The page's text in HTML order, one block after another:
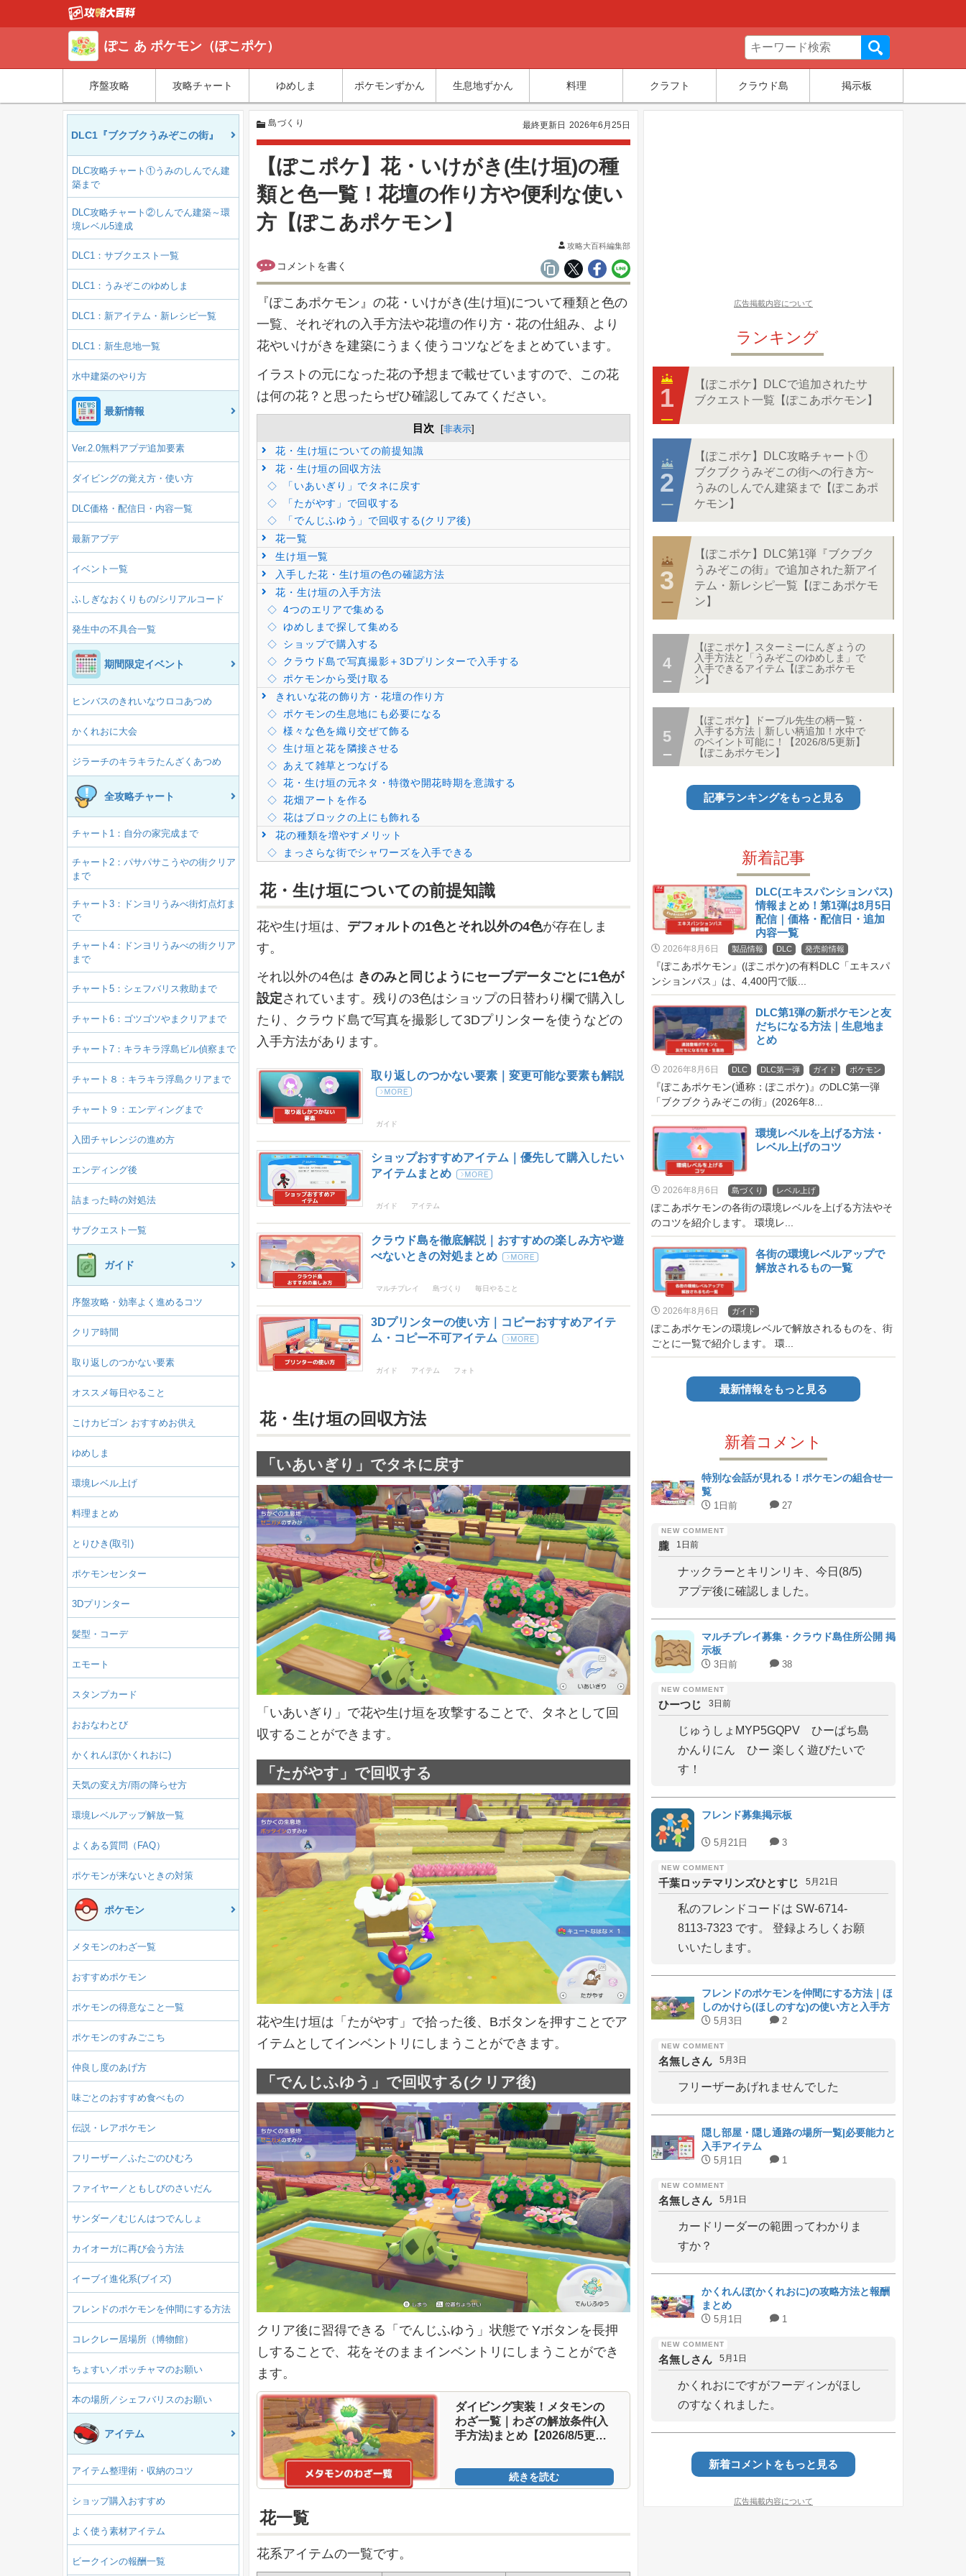
ぽこ あ ポケモン（ぽこポケ）
序盤攻略 攻略チャート ゆめしま ポケモンずかん 生息地ずかん 料理 クラフト クラウド島 掲示板
DLC1『ブクブクうみぞこの街』
DLC攻略チャート①うみのしんでん建
築まで
DLC攻略チャート②しんでん建築～環
境レベル5達成
DLC1：サブクエスト一覧
DLC1：うみぞこのゆめしま
DLC1：新アイテム・新レシピ一覧
DLC1：新生息地一覧
水中建築のやり方
最新情報
Ver.2.0無料アプデ追加要素
ダイビングの覚え方・使い方
DLC価格・配信日・内容一覧
最新アプデ
イベント一覧
ふしぎなおくりもの/シリアルコード
発生中の不具合一覧
期間限定イベント
ヒンバスのきれいなウロコあつめ
かくれおに大会
ジラーチのキラキラたんざくあつめ
全攻略チャート
チャート1：自分の家完成まで
チャート2：パサパサこうやの街クリア
まで
チャート3：ドンヨリうみべ街灯点灯ま
で
チャート4：ドンヨリうみべの街クリア
まで
チャート5：シェフバリス救助まで
チャート6：ゴツゴツやまクリアまで
チャート7：キラキラ浮島ビル偵察まで
チャート８：キラキラ浮島クリアまで
チャート９：エンディングまで
入団チャレンジの進め方
エンディング後
詰まった時の対処法
サブクエスト一覧
ガイド
序盤攻略・効率よく進めるコツ
クリア時間
取り返しのつかない要素
オススメ毎日やること
こけカビゴン おすすめお供え
ゆめしま
環境レベル上げ
料理まとめ
とりひき(取引)
ポケモンセンター
3Dプリンター
髪型・コーデ
エモート
スタンプカード
おおなわとび
かくれんぼ(かくれおに)
天気の変え方/雨の降らせ方
環境レベルアップ解放一覧
よくある質問（FAQ）
ポケモンが来ないときの対策
ポケモン
メタモンのわざ一覧
おすすめポケモン
ポケモンの得意なこと一覧
ポケモンのすみごこち
仲良し度のあげ方
味ごとのおすすめ食べもの
伝説・レアポケモン
フリーザー／ふたごのひむろ
ファイヤー／ともしびのさいだん
サンダー／むじんはつでんしょ
カイオーガに再び会う方法
イーブイ進化系(ブイズ)
フレンドのポケモンを仲間にする方法
コレクレー居場所（博物館）
ちょすい／ポッチャマのお願い
本の場所／シェフバリスのお願い
アイテム
アイテム整理術・収納のコツ
ショップ購入おすすめ
よく使う素材アイテム
ビークインの報酬一覧
島づくり 最終更新日 2026年6月25日
【ぽこポケ】花・いけがき(生け垣)の種
類と色一覧！花壇の作り方や便利な使い
方【ぽこあポケモン】
攻略大百科編集部
『ぽこあポケモン』の花・いけがき(生け垣)について種類と色の
一覧、それぞれの入手方法や花壇の作り方・花の仕組み、より
花やいけがきを建築にうまく使うコツなどをまとめています。
イラストの元になった花の予想まで載せていますので、この花
は何の花？と思ったらぜひ確認してみてください。
目次 [非表示]
花・生け垣についての前提知識
花・生け垣の回収方法
「いあいぎり」でタネに戻す
「たがやす」で回収する
「でんじふゆう」で回収する(クリア後)
花一覧
生け垣一覧
入手した花・生け垣の色の確認方法
花・生け垣の入手方法
4つのエリアで集める
ゆめしまで探して集める
ショップで購入する
クラウド島で写真撮影＋3Dプリンターで入手する
ポケモンから受け取る
きれいな花の飾り方・花壇の作り方
ポケモンの生息地にも必要になる
様々な色を織り交ぜて飾る
生け垣と花を隣接させる
あえて雑草とつなげる
花・生け垣の元ネタ・特徴や開花時期を意識する
花畑アートを作る
花はブロックの上にも飾れる
花の種類を増やすメリット
まっさらな街でシャワーズを入手できる
花・生け垣についての前提知識
花や生け垣は、 デフォルトの1色とそれ以外の4色が存在しま
す。
それ以外の4色は きのみと同じようにセーブデータごとに1色が
設定されています。残りの3色はショップの日替わり欄で購入し
たり、クラウド島で写真を撮影して3Dプリンターを使うなどの
入手方法があります。
取り返しのつかない要素｜変更可能な要素も解説
ガイド
ショップおすすめアイテム｜優先して購入したい
アイテムまとめ
ガイド アイテム
クラウド島を徹底解説｜おすすめの楽しみ方や遊
べないときの対処まとめ
マルチプレイ 島づくり 毎日やること
3Dプリンターの使い方｜コピーおすすめアイテ
ム・コピー不可アイテム
ガイド アイテム フォト
花・生け垣の回収方法
「いあいぎり」でタネに戻す
「いあいぎり」で花や生け垣を攻撃することで、タネとして回
収することができます。
「たがやす」で回収する
花や生け垣は「たがやす」で拾った後、Bボタンを押すことでア
イテムとしてインベントリにしまうことができます。
「でんじふゆう」で回収する(クリア後)
クリア後に習得できる「でんじふゆう」状態で Yボタンを長押
しすることで、花をそのままインベントリにしまうことができ
ます。
ダイビング実装！メタモンの
わざ一覧｜わざの解放条件(入
手方法)まとめ【2026/8/5更
続きを読む
花一覧
花系アイテムの一覧です。
広告掲載内容について
ランキング
【ぽこポケ】DLCで追加されたサ
ブクエスト一覧【ぽこあポケモン】
【ぽこポケ】DLC攻略チャート①
ブクブクうみぞこの街への行き方~
うみのしんでん建築まで【ぽこあポ
ケモン】
【ぽこポケ】DLC第1弾『ブクブク
うみぞこの街』で追加された新アイ
テム・新レシピ一覧【ぽこあポケモ
ン】
【ぽこポケ】スターミーにんぎょうの
入手方法と「うみぞこのゆめしま」で
入手できるアイテム【ぽこあポケモ
ン】
【ぽこポケ】ドーブル先生の柄一覧・
入手する方法｜新しい柄追加！水中で
のペイント可能に！【2026/8/5更新】
【ぽこあポケモン】
記事ランキングをもっと見る
新着記事
DLC(エキスパンションパス)
情報まとめ！第1弾は8月5日
配信｜価格・配信日・追加
内容一覧
2026年8月6日 製品情報 DLC 発売前情報
『ぽこあポケモン』(ぽこポケ)の有料DLC「エキスパ
ンションパス」は、4,400円で販...
DLC第1弾の新ポケモンと友
だちになる方法｜生息地ま
とめ
2026年8月6日 DLC DLC第一弾 ガイド ポケモン
『ぽこあポケモン(通称：ぽこポケ)』のDLC第一弾
「ブクブクうみぞこの街」(2026年8...
環境レベルを上げる方法・
レベル上げのコツ
2026年8月6日 島づくり レベル上げ
ぽこあポケモンの各街の環境レベルを上げる方法やそ
のコツを紹介します。 環境レ...
各街の環境レベルアップで
解放されるもの一覧
2026年8月6日 ガイド
ぽこあポケモンの環境レベルで解放されるものを、街
ごとに一覧で紹介します。 環...
最新情報をもっと見る
新着コメント
特別な会話が見れる！ポケモンの組合せ一
覧
1日前 27
朧 1日前
ナックラーとキリンリキ、今日(8/5)
アプデ後に確認しました。
マルチプレイ募集・クラウド島住所公開 掲
示板
3日前 38
ひーつじ 3日前
じゅうしょMYP5GQPV ひーぱち島
かんりにん ひー 楽しく遊びたいで
す！
フレンド募集掲示板
5月21日 3
千葉ロッテマリンズひとすじ 5月21日
私のフレンドコードは SW-6714-
8113-7323 です。 登録よろしくお願
いいたします。
フレンドのポケモンを仲間にする方法｜ほ
しのかけら(ほしのすな)の使い方と入手方
法 5月3日 2
名無しさん 5月3日
フリーザーあげれませんでした
隠し部屋・隠し通路の場所一覧|必要能力と
入手アイテム
5月1日 1
名無しさん 5月1日
カードリーダーの範囲ってわかりま
すか？
かくれんぼ(かくれおに)の攻略方法と報酬
まとめ
5月1日 1
名無しさん 5月1日
かくれおにですがフーディンがほし
のすなくれました。
新着コメントをもっと見る
広告掲載内容について